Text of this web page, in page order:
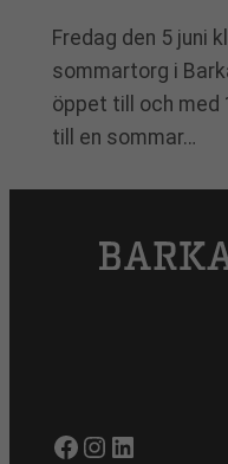
Fredag den 5 juni
sommartorg i
öppet till och med
till en sommar…
Facebook Instagram LinkedIn